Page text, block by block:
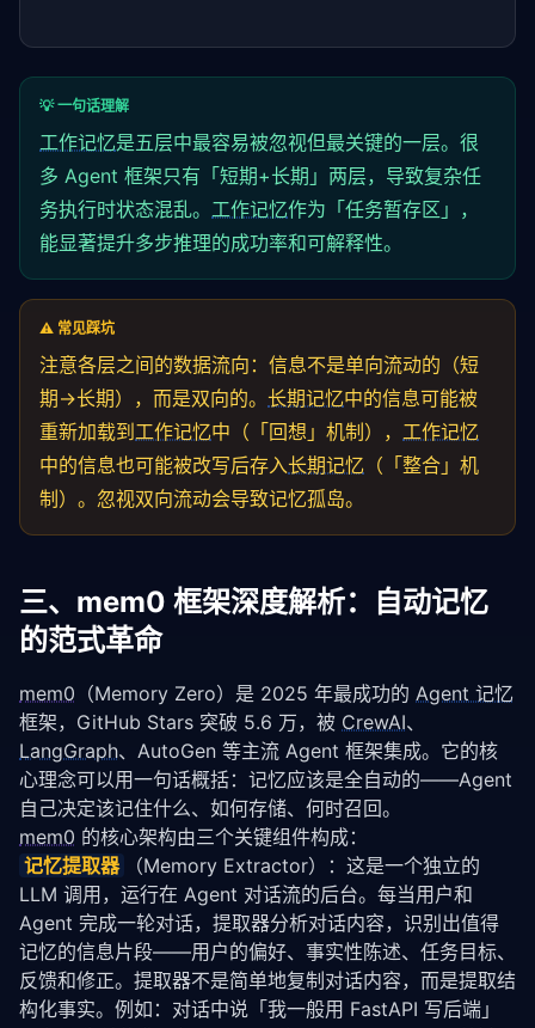
💡 一句话理解
工作记忆是五层中最容易被忽视但最关键的一层。很
多 Agent 框架只有「短期+长期」两层，导致复杂任
务执行时状态混乱。 工作记忆作为「任务暂存区」，
能显著提升多步推理的成功率和可解释性。
⚠️ 常见踩坑
注意各层之间的数据流向：信息不是单向流动的（短
期→长期），而是双向的。 长期记忆中的信息可能被
重新加载到 工作记忆中（「回想」机制）， 工作记忆
中的信息也可能被改写后存入长期记忆 （「整合」机
制）。忽视双向流动会导致记忆孤岛。
三、mem0 框架深度解析：自动记忆
的范式革命
mem0 （Memory Zero）是 2025 年最成功的 Agent 记忆
框架，GitHub Stars 突破 5.6 万，被 CrewAI、
LangGraph、AutoGen 等主流 Agent 框架集成。它的核
心理念可以用一句话概括：记忆应该是全自动的——Agent
自己决定该记住什么、如何存储、何时召回。
mem0 的核心架构由三个关键组件构成：
记忆提取器
（Memory Extractor）：这是一个独立的
LLM 调用，运行在 Agent 对话流的后台。每当用户和
Agent 完成一轮对话，提取器分析对话内容，识别出值得
记忆的信息片段——用户的偏好、事实性陈述、任务目标、
反馈和修正。提取器不是简单地复制对话内容，而是提取结
构化事实。例如：对话中说「我一般用 FastAPI 写后端」